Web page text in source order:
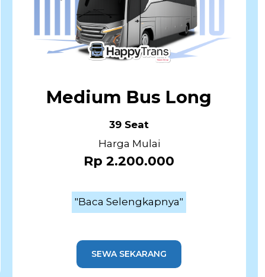
Medium Bus Long
39 Seat
Harga Mulai
Rp 2.200.000
"Baca Selengkapnya"
SEWA SEKARANG